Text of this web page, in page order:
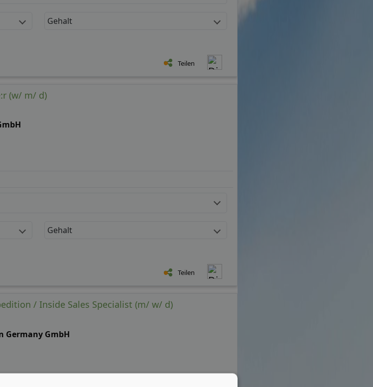
Gehalt
Teilen
(w/ m/ d)
Gehalt
Teilen
/ Inside Sales Specialist (m/ w/ d)
Germany GmbH